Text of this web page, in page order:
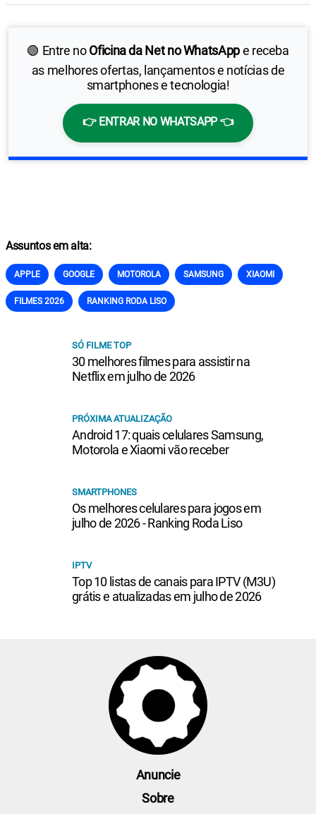
🟢 Entre noOficina da Net no WhatsAppe receba
as melhores ofertas, lançamentos e notícias de
smartphones e tecnologia!
👉 ENTRAR NO WHATSAPP 👈
Assuntos em alta:
APPLE GOOGLE MOTOROLA SAMSUNG XIAOMI
FILMES 2026 RANKING RODA LISO
SÓ FILME TOP
30 melhores filmes para assistir na
Netflix em julho de 2026
PRÓXIMA ATUALIZAÇÃO
Android 17: quais celulares Samsung,
Motorola e Xiaomi vão receber
SMARTPHONES
Os melhores celulares para jogos em
julho de 2026 - Ranking Roda Liso
IPTV
Top 10 listas de canais para IPTV (M3U)
grátis e atualizadas em julho de 2026
Anuncie
Sobre